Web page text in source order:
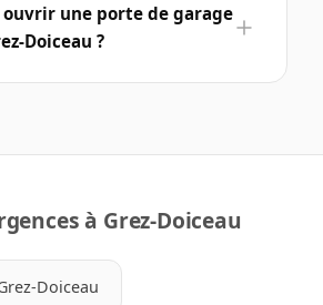
ouvrir une porte de garage
Doiceau ?
à Grez-Doiceau
Doiceau